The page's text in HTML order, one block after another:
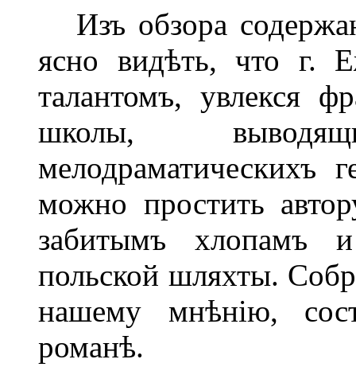
Изъ обзора
ясно видѣть, что г.
талантомъ, увлекся
школы,
мелодраматическихъ
можно простить
забитымъ хлопамъ
польской шляхты.
нашему мнѣнію,
романѣ.